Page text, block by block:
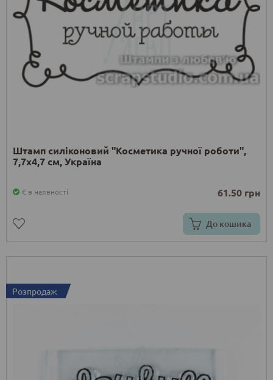
Штамп силіконовий "Косметика ручної роботи",
7,7x4,7 см, Україна
Є в наявності 61.50 грн
До кошика
Розпродаж